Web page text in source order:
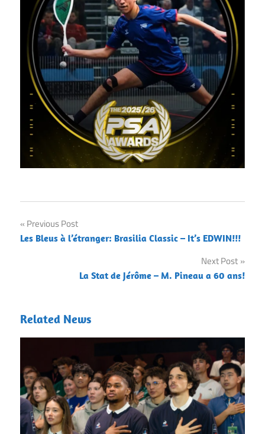
Post
navigation
Previous Post
Les Bleus à l’étranger: Brasilia Classic – It’s EDWIN!!!
Next Post
La Stat de Jérôme – M. Pineau a 60 ans!
Related News